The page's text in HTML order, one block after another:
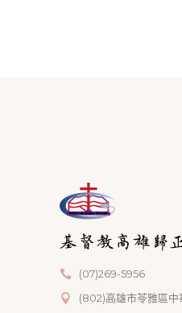
(07)269-5956
(802)高雄市苓雅區中